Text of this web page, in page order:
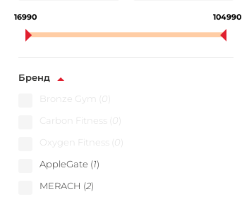
16990 104990
Бренд
Bronze Gym ( 0
Carbon Fitness ( 0
Oxygen Fitness ( 0
AppleGate (1)
MERACH (2)